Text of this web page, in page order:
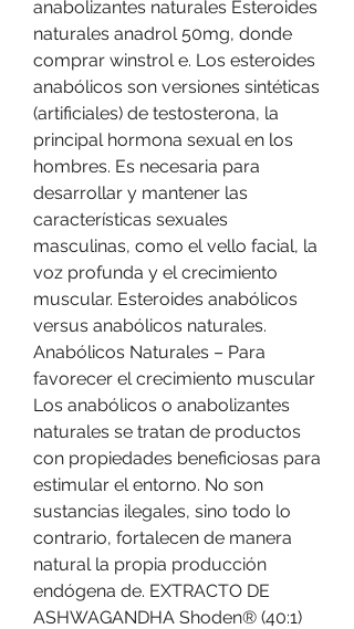
anabolizantes naturales Esteroides
naturales anadrol 50mg, donde
comprar winstrol e. Los esteroides
anabólicos son versiones sintéticas
(artificiales) de testosterona, la
principal hormona sexual en los
hombres. Es necesaria para
desarrollar y mantener las
características sexuales
masculinas, como el vello facial, la
voz profunda y el crecimiento
muscular. Esteroides anabólicos
versus anabólicos naturales.
Anabólicos Naturales – Para
favorecer el crecimiento muscular
Los anabólicos o anabolizantes
naturales se tratan de productos
con propiedades beneficiosas para
estimular el entorno. No son
sustancias ilegales, sino todo lo
contrario, fortalecen de manera
natural la propia producción
endógena de. EXTRACTO DE
ASHWAGANDHA Shoden® (40:1)